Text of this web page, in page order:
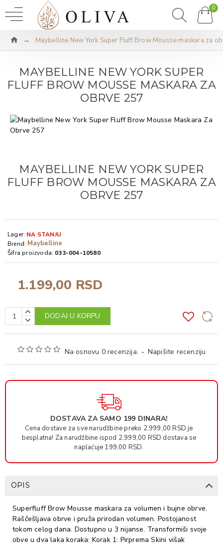
0
Maybelline New York Super Fluff Brow Mousse maskara za
MAYBELLINE NEW YORK SUPER
FLUFF BROW MOUSSE MASKARA ZA
OBRVE 257
MAYBELLINE NEW YORK SUPER
FLUFF BROW MOUSSE MASKARA ZA
OBRVE 257
Na osnovu 0 recenzija. - Napišite recenziju
1.199,00 RSD
Lager: NA STANJU
Brend: Maybelline
Šifra proizvoda: 033-004-10580
DODAJ U KORPU
DOSTAVA ZA SAMO 199 DINARA!
Cena dostave za sve narudžbine preko 2.999,00 RSD je
besplatna! Za narudžbine ispod 2.999,00 RSD dostava se
naplaćuje 199,00 RSD.
OPIS
Superfluff Brow Mousse maskara za volumen i bujne obrve.
Raščešljava obrve i pruža prirodan volumen. Postojanost
tokom celog dana. Dostupno u 3 nijanse. Transformiši svoje
obve u dva laka koraka: Korak 1: Pirprema Skini višak